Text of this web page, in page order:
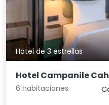
Hotel de 3 estrellas
Hotel Campanile
6 habitaciones